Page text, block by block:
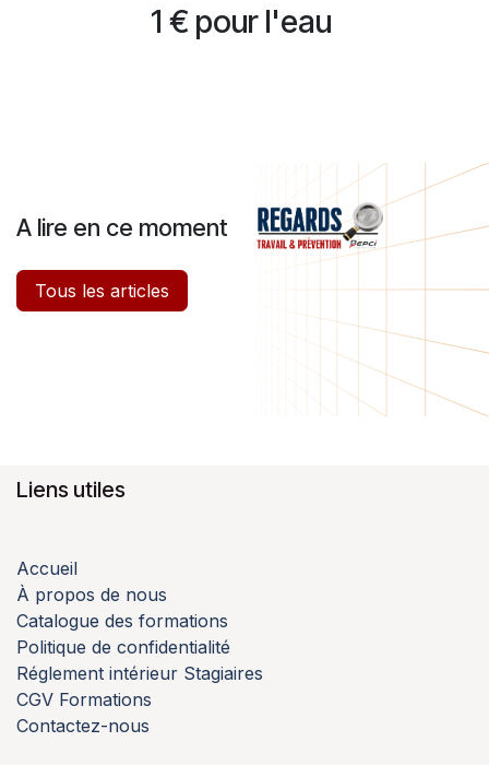
1 € pour l'eau
A lire en ce moment
Tous les articles
Liens utiles
Accueil
À propos de nous
Catalogue des formations
Politique de confidentialité
Réglement intérieur Stagiaires
CGV Formations
Contactez-nous